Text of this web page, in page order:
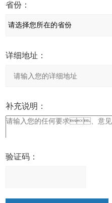
省份：
详细地址：
补充说明：
验证码：